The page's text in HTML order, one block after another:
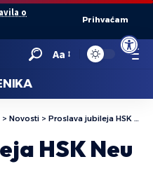
Open
o
Prihvaćam
Aa
> Novosti > Proslava jubileja HSK Neu Isenburg
HSK Neu